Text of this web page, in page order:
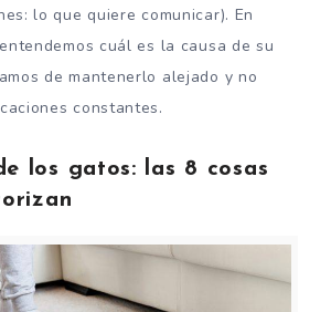
lo que quiere comunicar). En
cuál es la causa de su
de mantenerlo alejado y no
constantes.
los gatos: las 8 cosas